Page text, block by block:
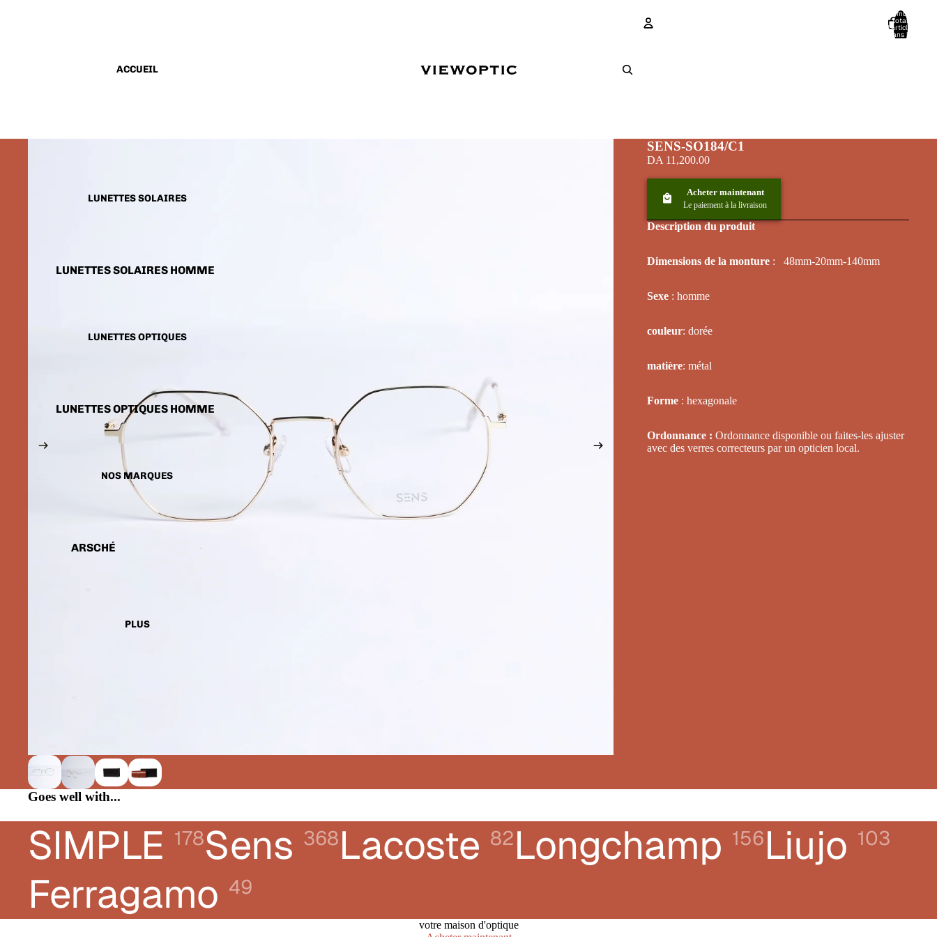
ACCUEIL
LUNETTES SOLAIRES
LUNETTES SOLAIRES HOMME
ENFANTSLUNETTES OPTIQUES
LUNETTES OPTIQUES HOMME
LUNETTES OPTIQUES FEMME
LUNETTES OPTIQUES
ENFANTSNOS MARQUES
ARSCHÉ
FRED
GUCCI
KARL LAGERFELD JEANS
LACOSTE
LANVIN
LONGCHAMP
MONTBLANC
PLUS
Nombre
total
d’articles
dans le
SENS-SO184/C1
DA 11,200.00
Acheter maintenant
Le paiement à la livraison
Description du produit
Dimensions de la monture : 48mm-20mm-140mm
Sexe : homme
couleur: dorée
matière: métal
Forme : hexagonale
Ordonnance : Ordonnance disponible ou faites-les ajuster
avec des verres correcteurs par un opticien local.
Goes well with...
SIMPLE 178Sens 368Lacoste 82Longchamp 156Liujo 103
Ferragamo 49
votre maison d'optique